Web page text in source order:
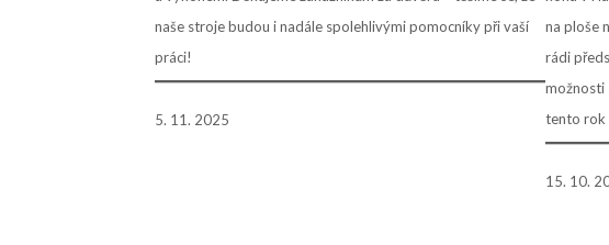
naše stroje budou i nadále spolehlivými pomocníky při vaší
práci!
5. 11. 2025
na ploše
rádi
možnosti
tento rok
15. 10.